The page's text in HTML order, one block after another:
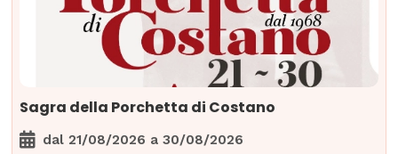
Sagra della Porchetta di Costano
dal21/08/2026 a 30/08/2026